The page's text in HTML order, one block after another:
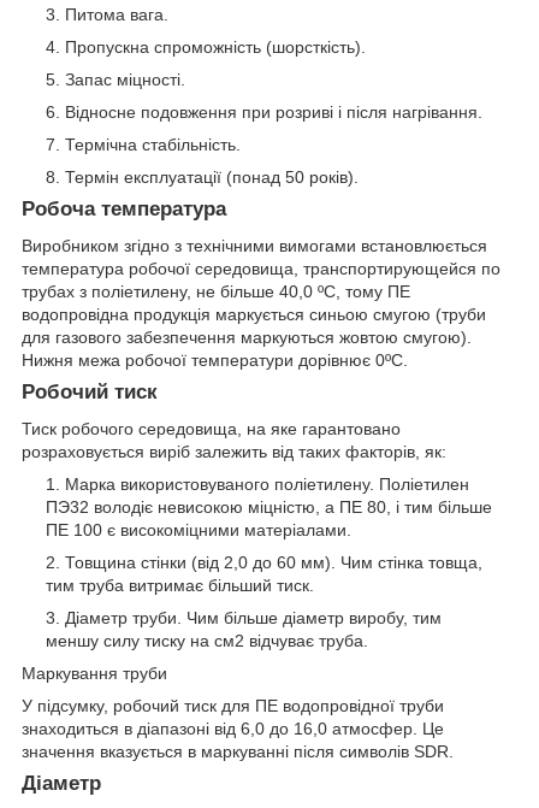
Питома вага.
Пропускна спроможність (шорсткість).
Запас міцності.
Відносне подовження при розриві і після нагрівання.
Термічна стабільність.
Термін експлуатації (понад 50 років).
Робоча температура
Виробником згідно з технічними вимогами встановлюється
температура робочої середовища, транспортирующейся по
трубах з поліетилену, не більше 40,0 ºС, тому ПЕ
водопровідна продукція маркується синьою смугою (труби
для газового забезпечення маркуються жовтою смугою).
Нижня межа робочої температури дорівнює 0ºС.
Робочий тиск
Тиск робочого середовища, на яке гарантовано
розраховується виріб залежить від таких факторів, як:
Марка використовуваного поліетилену. Поліетилен
ПЭ32 володіє невисокою міцністю, а ПЕ 80, і тим більше
ПЕ 100 є високоміцними матеріалами.
Товщина стінки (від 2,0 до 60 мм). Чим стінка товща,
тим труба витримає більший тиск.
Діаметр труби. Чим більше діаметр виробу, тим
меншу силу тиску на см2 відчуває труба.
Маркування труби
У підсумку, робочий тиск для ПЕ водопровідної труби
знаходиться в діапазоні від 6,0 до 16,0 атмосфер. Це
значення вказується в маркуванні після символів SDR.
Діаметр